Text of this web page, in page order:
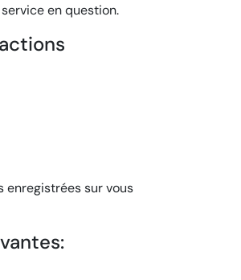
en question.
enregistrées sur vous